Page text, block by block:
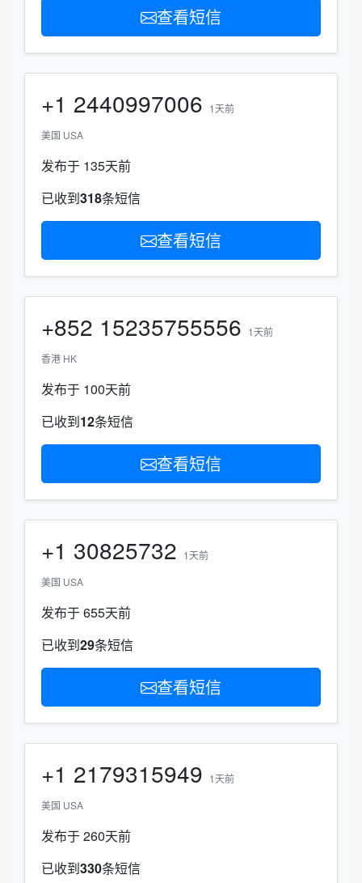
查看短信
+1 2440997006 1天前
美国 USA
发布于 135天前
已收到318条短信
查看短信
+852 15235755556 1天前
香港 HK
发布于 100天前
已收到12条短信
查看短信
+1 30825732 1天前
美国 USA
发布于 655天前
已收到29条短信
查看短信
+1 2179315949 1天前
美国 USA
发布于 260天前
已收到330条短信